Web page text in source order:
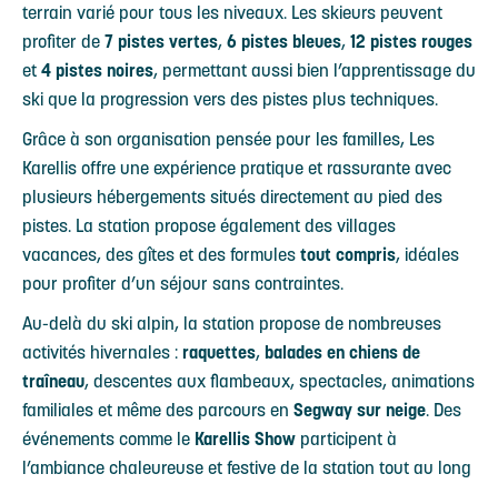
terrain varié pour tous les niveaux. Les skieurs peuvent
profiter de 7 pistes vertes, 6 pistes bleues, 12 pistes rouges
et 4 pistes noires, permettant aussi bien l’apprentissage du
ski que la progression vers des pistes plus techniques.
Grâce à son organisation pensée pour les familles, Les
Karellis offre une expérience pratique et rassurante avec
plusieurs hébergements situés directement au pied des
pistes. La station propose également des villages
vacances, des gîtes et des formules tout compris, idéales
pour profiter d’un séjour sans contraintes.
Au-delà du ski alpin, la station propose de nombreuses
activités hivernales : raquettes, balades en chiens de
traîneau, descentes aux flambeaux, spectacles, animations
familiales et même des parcours en Segway sur neige. Des
événements comme le Karellis Show participent à
l’ambiance chaleureuse et festive de la station tout au long